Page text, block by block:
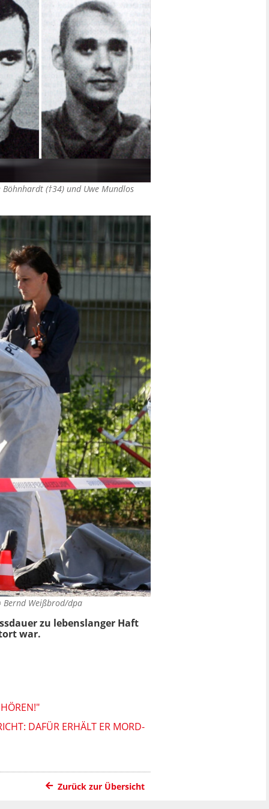
Böhnhardt (†34) und Uwe Mundlos
Bernd Weißbrod/dpa
zu lebenslanger Haft
war.
DAFÜR ERHÄLT ER MORD-
Zurück zur Übersicht